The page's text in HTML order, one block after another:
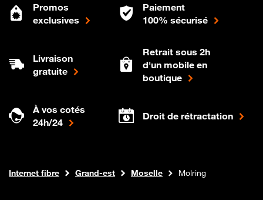
Promos
exclusives
Paiement
100% sécurisé
Livraison
gratuite
Retrait sous 2h
d'un mobile en
boutique
À vos cotés
24h/24
Droit de rétractation
Boutique Orange
Internet fibre Grand-est Moselle Molring